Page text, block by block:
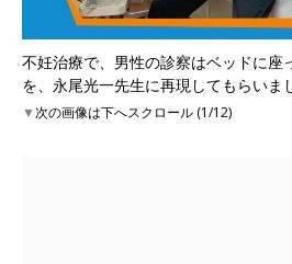
不妊治療で、男性の診察はベッドに座
を、永尾光一先生に再現してもらいま
▼次の画像は下へスクロール (1/12)